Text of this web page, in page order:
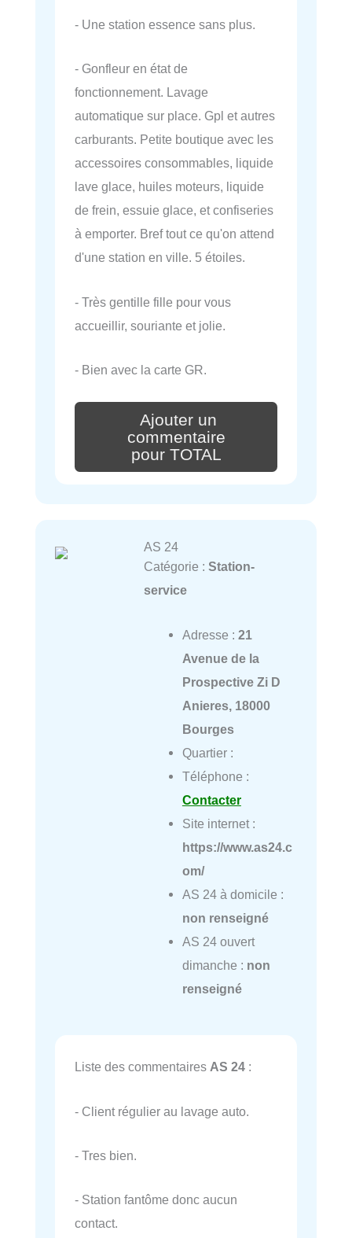
- Une station essence sans plus.
- Gonfleur en état de
fonctionnement. Lavage
automatique sur place. Gpl et autres
carburants. Petite boutique avec les
accessoires consommables, liquide
lave glace, huiles moteurs, liquide
de frein, essuie glace, et confiseries
à emporter. Bref tout ce qu'on attend
d'une station en ville. 5 étoiles.
- Très gentille fille pour vous
accueillir, souriante et jolie.
- Bien avec la carte GR.
Ajouter un
commentaire
pour TOTAL
AS 24
Catégorie : Station-
service
Adresse : 21
Avenue de la
Prospective Zi D
Anieres, 18000
Bourges
Quartier :
Téléphone :
Contacter
Site internet :
https://www.as24.c
om/
AS 24 à domicile :
non renseigné
AS 24 ouvert
dimanche : non
renseigné
Liste des commentaires AS 24 :
- Client régulier au lavage auto.
- Tres bien.
- Station fantôme donc aucun
contact.